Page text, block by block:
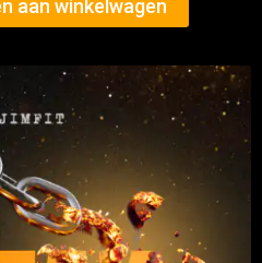
aan winkelwagen